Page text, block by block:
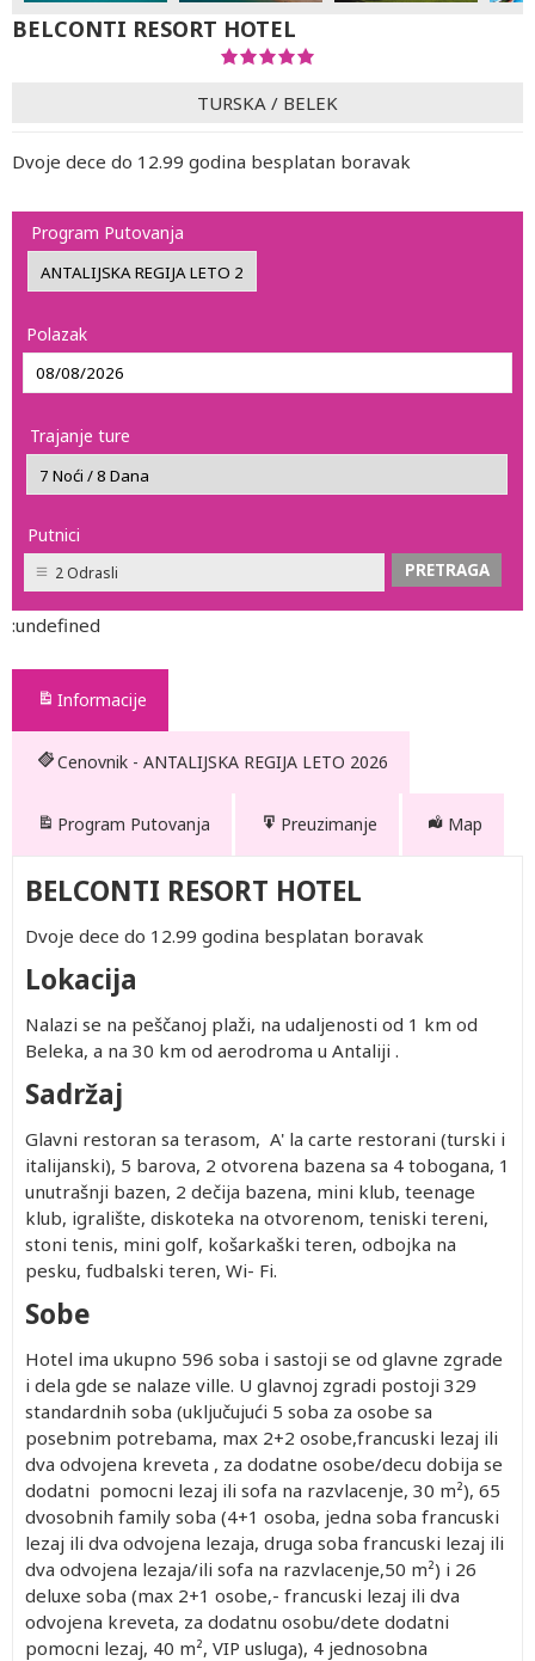
BELCONTI RESORT HOTEL
TURSKA / BELEK
Dvoje dece do 12.99 godina besplatan boravak
Program Putovanja
Polazak
Trajanje ture
Putnici
2 Odrasli
:undefined
Informacije
Cenovnik - ANTALIJSKA REGIJA LETO 2026
Program Putovanja Preuzimanje Map
BELCONTI RESORT HOTEL
Dvoje dece do 12.99 godina besplatan boravak
Lokacija
Nalazi se na peščanoj plaži, na udaljenosti od 1 km od
Beleka, a na 30 km od aerodroma u Antaliji .
Sadržaj
Glavni restoran sa terasom, A' la carte restorani (turski i
italijanski), 5 barova, 2 otvorena bazena sa 4 tobogana, 1
unutrašnji bazen, 2 dečija bazena, mini klub, teenage
klub, igralište, diskoteka na otvorenom, teniski tereni,
stoni tenis, mini golf, košarkaški teren, odbojka na
pesku, fudbalski teren, Wi- Fi.
Sobe
Hotel ima ukupno 596 soba i sastoji se od glavne zgrade
i dela gde se nalaze ville. U glavnoj zgradi postoji 329
standardnih soba (uključujući 5 soba za osobe sa
posebnim potrebama, max 2+2 osobe,francuski lezaj ili
dva odvojena kreveta , za dodatne osobe/decu dobija se
dodatni pomocni lezaj ili sofa na razvlacenje, 30 m²), 65
dvosobnih family soba (4+1 osoba, jedna soba francuski
lezaj ili dva odvojena lezaja, druga soba francuski lezaj ili
dva odvojena lezaja/ili sofa na razvlacenje,50 m²) i 26
deluxe soba (max 2+1 osobe,- francuski lezaj ili dva
odvojena kreveta, za dodatnu osobu/dete dodatni
pomocni lezaj, 40 m², VIP usluga), 4 jednosobna